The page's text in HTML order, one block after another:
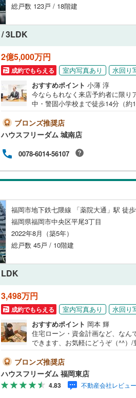
総戸数 123戸 / 18階建
/ 3LDK
2億5,000万円
成約でもらえる 室内写真あり
水回り
おすすめポイント 小薄 淳
今ならもれなく来店予約者に限り
中・警固小学校まで徒歩14分（約
ですハウスフリーダム城南店の強
産会社として、城南区・早良区・
報を多数取り扱っております。福
の物件紹介ももちろん可能でござ
き下さい。新築一戸建て・中古物
ブロンズ推奨店
ハウスフリーダム 城南店
0078-6014-56107
福岡市地下鉄七隈線 「薬院大通」駅 徒
福岡県福岡市中央区平尾3丁目
2022年8月（築5年）
総戸数 45戸 / 10階建
3,498万円
成約でもらえる 室内写真あり
水回り
おすすめポイント 岡本 輝
住宅ローン・資金計画など、なん
できます、お気軽にどうぞ（^^）
ブロンズ推奨店
ハウスフリーダム 福岡東店
4.83 不動産会社レビュ